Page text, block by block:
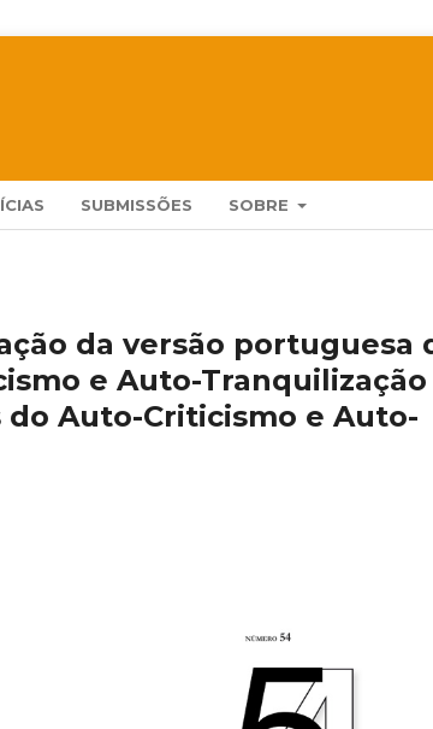
SUBMISSÕES SOBRE
da versão portuguesa
e Auto-Tranquilização
do Auto-Criticismo e Auto-